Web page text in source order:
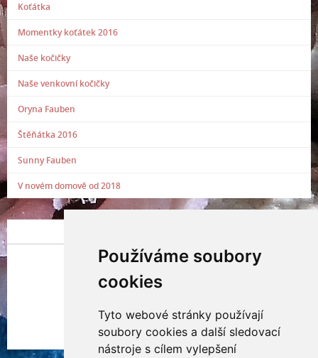
Používáme soubory
cookies
Tyto webové stránky používají
soubory cookies a další sledovací
nástroje s cílem vylepšení
Koťátka
Momentky koťátek 2016
Naše kočičky
Naše venkovní kočičky
Oryna Fauben
Štěňátka 2016
Sunny Fauben
V novém domově od 2018
Indianna Ryve
Nostra, CZ